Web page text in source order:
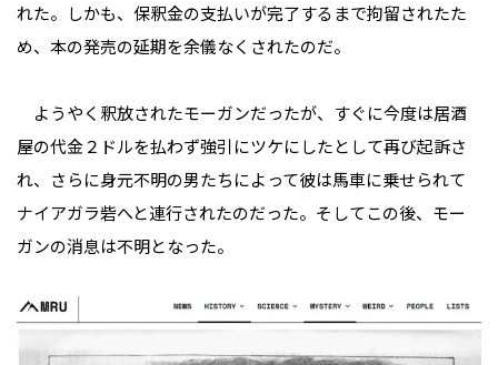
れた。しかも、保釈金の支払いが完了するまで拘留されたた
め、本の発売の延期を余儀なくされたのだ。
ようやく釈放されたモーガンだったが、すぐに今度は居酒
屋の代金２ドルを払わず強引にツケにしたとして再び起訴さ
れ、さらに身元不明の男たちによって彼は馬車に乗せられて
ナイアガラ砦へと連行されたのだった。そしてこの後、モー
ガンの消息は不明となった。